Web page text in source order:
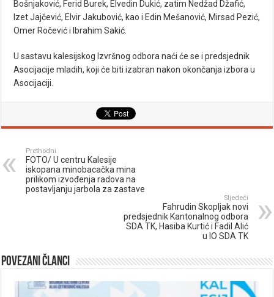
Bošnjaković, Ferid Burek, Elvedin Dukić, zatim Nedžad Džafić,
Izet Jajčević, Elvir Jakubović, kao i Edin Mešanović, Mirsad Pezić,
Omer Ročević i Ibrahim Sakić.
U sastavu kalesijskog Izvršnog odbora naći će se i predsjednik
Asocijacije mladih, koji će biti izabran nakon okončanja izbora u
Asocijaciji.
Prethodni
FOTO/ U centru Kalesije
iskopana minobacačka mina
prilikom izvođenja radova na
postavljanju jarbola za zastave
Sljedeći
Fahrudin Skopljak novi
predsjednik Kantonalnog odbora
SDA TK, Hasiba Kurtić i Fadil Alić
u IO SDA TK
Povezani članci